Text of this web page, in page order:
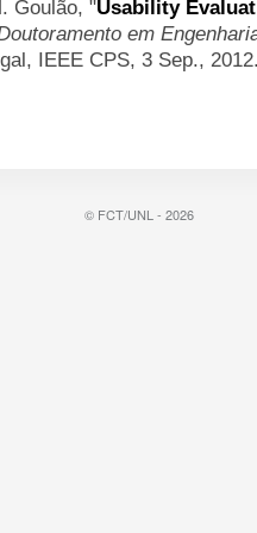
Goulão, "Usability
em
IEEE CPS, 3 Sep.,
© FCT/UNL - 2026